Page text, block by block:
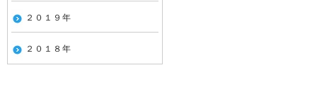
２０１９年
２０１８年